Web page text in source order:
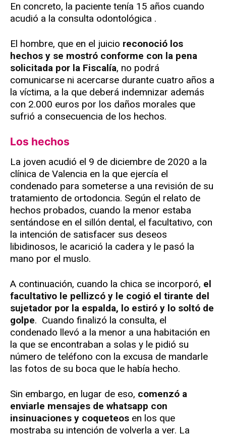
En concreto, la paciente tenía 15 años cuando
acudió a la consulta odontológica .
El hombre, que en el juicio reconoció los
hechos y se mostró conforme con la pena
solicitada por la Fiscalía, no podrá
comunicarse ni acercarse durante cuatro años a
la víctima, a la que deberá indemnizar además
con 2.000 euros por los daños morales que
sufrió a consecuencia de los hechos.
Los hechos
La joven acudió el 9 de diciembre de 2020 a la
clínica de Valencia en la que ejercía el
condenado para someterse a una revisión de su
tratamiento de ortodoncia. Según el relato de
hechos probados, cuando la menor estaba
sentándose en el sillón dental, el facultativo, con
la intención de satisfacer sus deseos
libidinosos, le acarició la cadera y le pasó la
mano por el muslo.
A continuación, cuando la chica se incorporó, el
facultativo le pellizcó y le cogió el tirante del
sujetador por la espalda, lo estiró y lo soltó de
golpe. Cuando finalizó la consulta, el
condenado llevó a la menor a una habitación en
la que se encontraban a solas y le pidió su
número de teléfono con la excusa de mandarle
las fotos de su boca que le había hecho.
Sin embargo, en lugar de eso, comenzó a
enviarle mensajes de whatsapp con
insinuaciones y coqueteos en los que
mostraba su intención de volverla a ver. La